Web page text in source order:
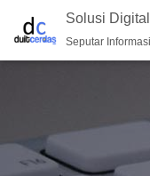
Solusi
Seputar